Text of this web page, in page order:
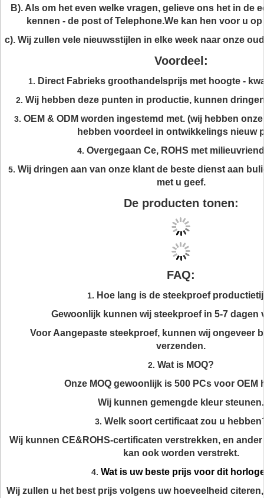
B). Als om het even welke vragen, gelieve ons het in de
kennen - de post of Telephone.We kan hen voor u
c). Wij zullen vele nieuwsstijlen in elke week naar onze
Voordeel:
1. Direct Fabrieks groothandelsprijs met hoogte -
2. Wij hebben deze punten in productie, kunnen
3. OEM & ODM worden ingestemd met. (wij hebben
hebben voordeel in ontwikkelings nieuw
4. Overgegaan Ce, ROHS met
5. Wij dringen aan van onze klant de beste dienst aan
met u geef.
De producten tonen:
FAQ:
1. Hoe lang is de steekproef
Gewoonlijk kunnen wij steekproef in 5-7 dagen
Voor Aangepaste steekproef, kunnen wij ongeveer
verzenden.
2. Wat is MOQ?
Onze MOQ gewoonlijk is 500 PCs voor OEM
Wij kunnen gemengde kleur steunen.
3. Welk soort certificaat zou u
Wij kunnen CE&ROHS-certificaten verstrekken, en
kan ook worden verstrekt.
4. Wat is uw beste prijs voor dit
Wij zullen u het best prijs volgens uw hoeveelheid